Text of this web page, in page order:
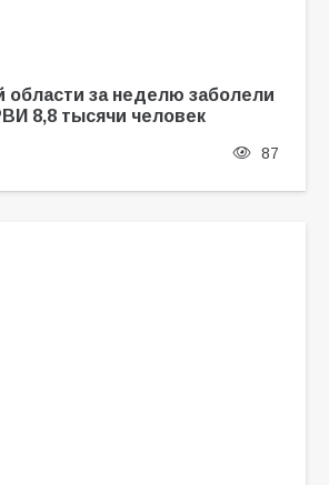
области за неделю заболели
8,8 тысячи человек
87